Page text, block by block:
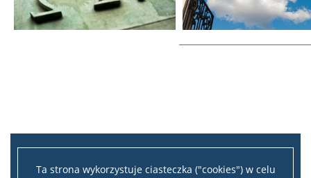
Ta strona wykorzystuje ciasteczka ("cookies") w celu